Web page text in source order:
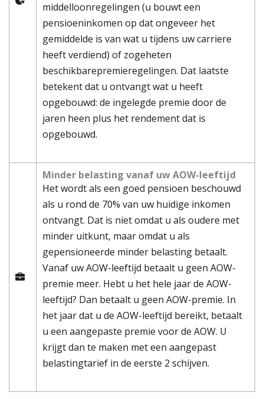
middelloonregelingen (u bouwt een
pensioeninkomen op dat ongeveer het
gemiddelde is van wat u tijdens uw carriere
heeft verdiend) of zogeheten
beschikbarepremieregelingen. Dat laatste
betekent dat u ontvangt wat u heeft
opgebouwd: de ingelegde premie door de
jaren heen plus het rendement dat is
opgebouwd.
Minder belasting vanaf uw AOW-leeftijd
Het wordt als een goed pensioen beschouwd
als u rond de 70% van uw huidige inkomen
ontvangt. Dat is niet omdat u als oudere met
minder uitkunt, maar omdat u als
gepensioneerde minder belasting betaalt.
Vanaf uw AOW-leeftijd betaalt u geen AOW-
premie meer. Hebt u het hele jaar de AOW-
leeftijd? Dan betaalt u geen AOW-premie. In
het jaar dat u de AOW-leeftijd bereikt, betaalt
u een aangepaste premie voor de AOW. U
krijgt dan te maken met een aangepast
belastingtarief in de eerste 2 schijven.